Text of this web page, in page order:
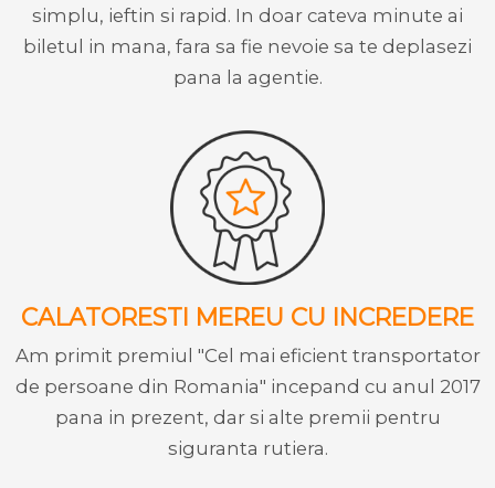
simplu, ieftin si rapid. In doar cateva minute ai
biletul in mana, fara sa fie nevoie sa te deplasezi
pana la agentie.
CALATORESTI MEREU CU INCREDERE
Am primit premiul "Cel mai eficient transportator
de persoane din Romania" incepand cu anul 2017
pana in prezent, dar si alte premii pentru
siguranta rutiera.